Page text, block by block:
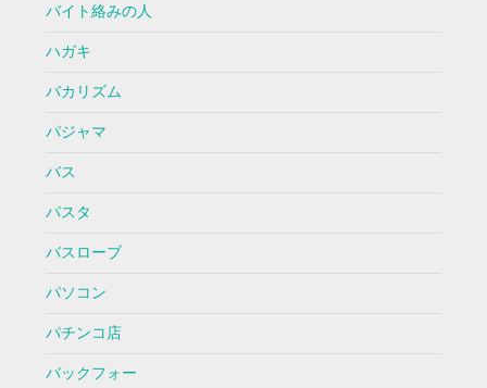
バイト絡みの人
ハガキ
バカリズム
パジャマ
バス
パスタ
バスローブ
パソコン
パチンコ店
バックフォー